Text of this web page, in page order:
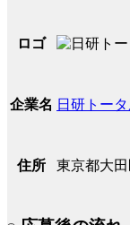
ロゴ
企業名 日研トー
住所 東京都大田